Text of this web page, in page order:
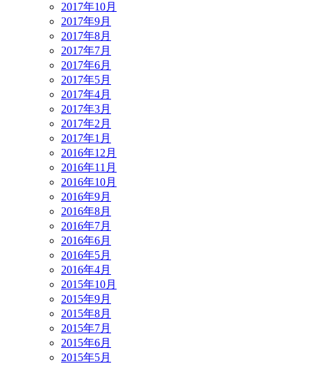
2017年10月
2017年9月
2017年8月
2017年7月
2017年6月
2017年5月
2017年4月
2017年3月
2017年2月
2017年1月
2016年12月
2016年11月
2016年10月
2016年9月
2016年8月
2016年7月
2016年6月
2016年5月
2016年4月
2015年10月
2015年9月
2015年8月
2015年7月
2015年6月
2015年5月